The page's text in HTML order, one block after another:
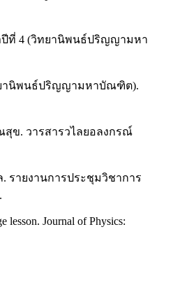
ปีที่ 4 (วิทยานิพนธ์ปริญญามหา
ยานิพนธ์ปริญญามหาบัณฑิต).
สุข. วารสารวไลยอลงกรณ์
รายงานการประชุมวิชาการ
lesson. Journal of Physics: